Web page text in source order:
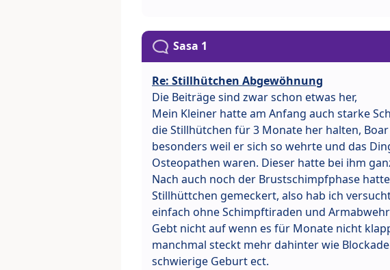
Sasa 1
Re: Stillhütchen Abgewöhnung
Die Beiträge sind zwar schon etwas her,
Mein Kleiner hatte am Anfang auch starke
die Stillhütchen für 3 Monate her halten,
besonders weil er sich so wehrte und das
Osteopathen waren. Dieser hatte bei ihm
Nach auch noch der Brustschimpfphase
Stillhüttchen gemeckert, also hab ich
einfach ohne Schimpftiraden und
Gebt nicht auf wenn es für Monate nicht
manchmal steckt mehr dahinter wie
schwierige Geburt ect.